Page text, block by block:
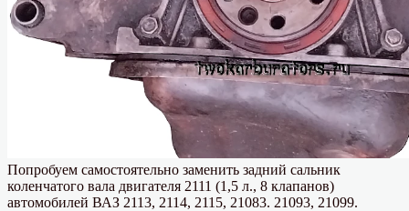
Попробуем самостоятельно заменить задний сальник
коленчатого вала двигателя 2111 (1,5 л., 8 клапанов)
автомобилей ВАЗ 2113, 2114, 2115, 21083. 21093, 21099.